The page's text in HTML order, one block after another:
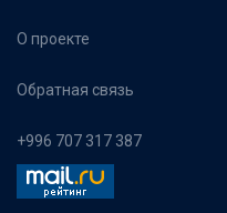
О проекте
Обратная связь
+996 707 317 387